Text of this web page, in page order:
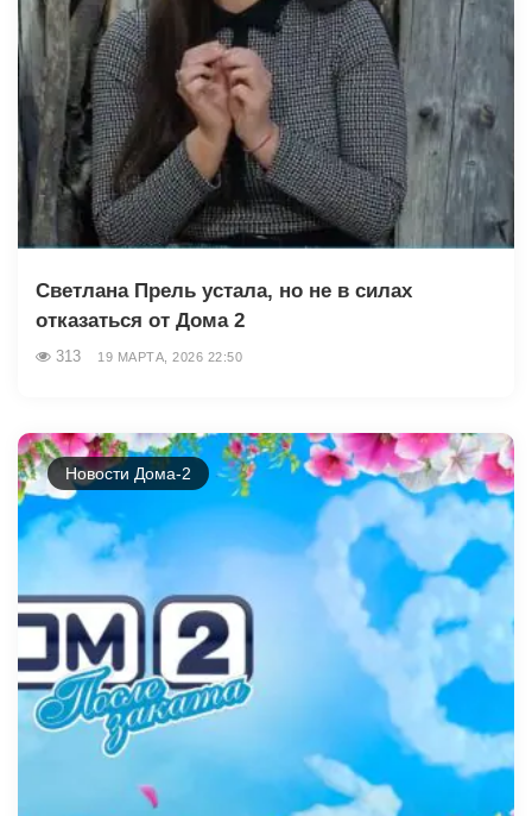
Светлана Прель устала, но не в силах
отказаться от Дома 2
313 19 МАРТА, 2026 22:50
Новости Дома-2